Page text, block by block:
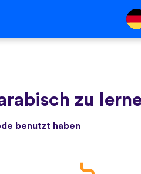
zu
benutzt haben